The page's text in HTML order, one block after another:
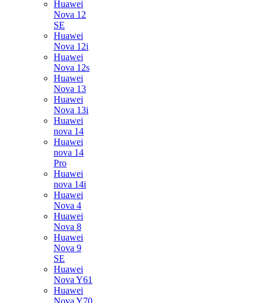
Huawei
Nova 12
SE
Huawei
Nova 12i
Huawei
Nova 12s
Huawei
Nova 13
Huawei
Nova 13i
Huawei
nova 14
Huawei
nova 14
Pro
Huawei
nova 14i
Huawei
Nova 4
Huawei
Nova 8
Huawei
Nova 9
SE
Huawei
Nova Y61
Huawei
Nova Y70